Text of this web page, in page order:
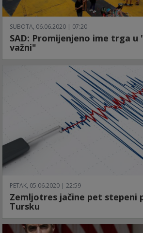
SUBOTA, 06.06.2020 | 07:20
SAD: Promijenjeno ime trga u
važni"
PETAK, 05.06.2020 | 22:59
Zemljotres jačine pet stepeni
Tursku